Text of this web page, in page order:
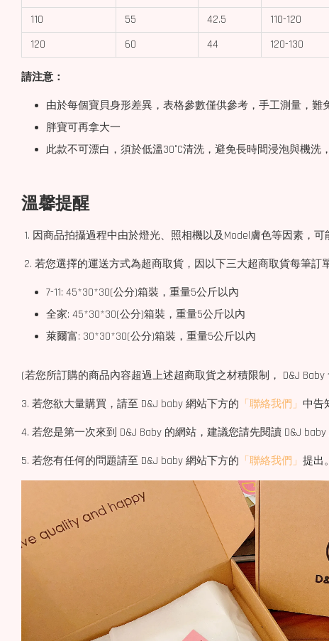
110
55 42.5
110-120
120
60 44 120-130
請注意：
由於每個寶貝身形差異，表格參數僅供參考，手工測量，難
胖寶可再拿大一
此款不可漂白，須於低溫30°C清洗，避免長時間浸泡與機洗
溫馨提醒
1. 因商品拍攝過程中由於燈光、照相機以及Model膚色等因素，
2. 若您選擇的運送方式為超商取貨，因以下三大超商取貨每筆訂
7-11: 45*30*30(公分)箱裝，重量5公斤以內
全家: 45*30*30(公分)箱裝，重量5公斤以內
萊爾富: 30*30*30(公分)箱裝，重量5公斤以內
(若您所訂購的商品內容超過上述超商取貨之材積限制， D&J
3. 若您欲大量購買，請至 D&J baby 網站下方的 「聯絡我們」 中告
4. 若您是第一次來到 D&J Baby 的網站，建議您請先閱讀 D&J
5. 若您有任何的問題請至 D&J baby 網站下方的 「聯絡我們」 提出。